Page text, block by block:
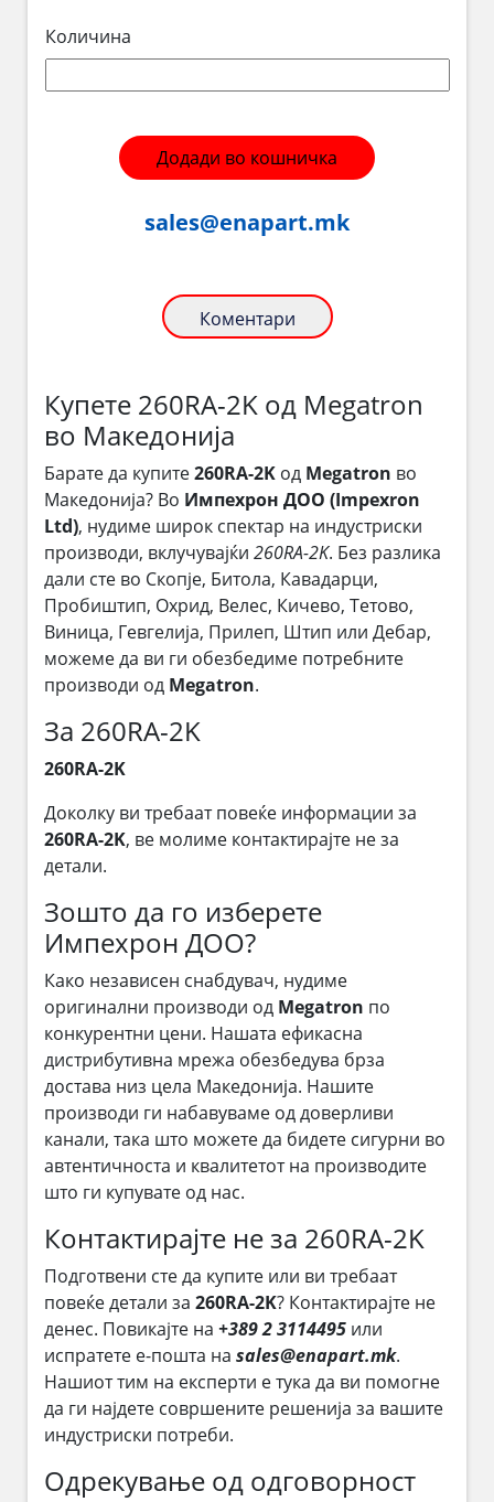
Количина
Додади во кошничка
sales@enapart.mk
Коментари
Купете 260RA-2K од Megatron
во Македонија
Барате да купите260RA-2K од Megatron во
Македонија? Во Импехрон ДОО (Impexron
Ltd), нудиме широк спектар на индустриски
производи, вклучувајќи 260RA-2K. Без разлика
дали сте во Скопје, Битола, Кавадарци,
Пробиштип, Охрид, Велес, Кичево, Тетово,
Виница, Гевгелија, Прилеп, Штип или Дебар,
можеме да ви ги обезбедиме потребните
производи од Megatron.
За 260RA-2K
260RA-2K
Доколку ви требаат повеќе информации за
260RA-2K, ве молиме контактирајте не за
детали.
Зошто да го изберете
Импехрон ДОО?
Како независен снабдувач, нудиме
оригинални производи од Megatron по
конкурентни цени. Нашата ефикасна
дистрибутивна мрежа обезбедува брза
достава низ цела Македонија. Нашите
производи ги набавуваме од доверливи
канали, така што можете да бидете сигурни во
автентичноста и квалитетот на производите
што ги купувате од нас.
Контактирајте не за 260RA-2K
Подготвени сте да купите или ви требаат
повеќе детали за 260RA-2K? Контактирајте не
денес. Повикајте на +389 2 3114495 или
испратете е-пошта на sales@enapart.mk.
Нашиот тим на експерти е тука да ви помогне
да ги најдете совршените решенија за вашите
индустриски потреби.
Одрекување од одговорност